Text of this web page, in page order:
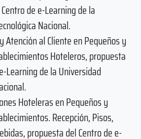
de e-Learning de la
Nacional.
Atención al Cliente en Pequeños y
Hoteleros, propuesta
Learning de la Universidad
Hoteleras en Pequeños y
Recepción, Pisos,
propuesta del Centro de e-